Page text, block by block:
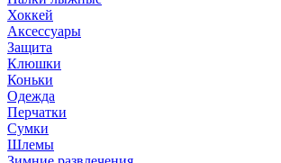
Хоккей
Аксессуары
Защита
Клюшки
Коньки
Одежда
Перчатки
Сумки
Шлемы